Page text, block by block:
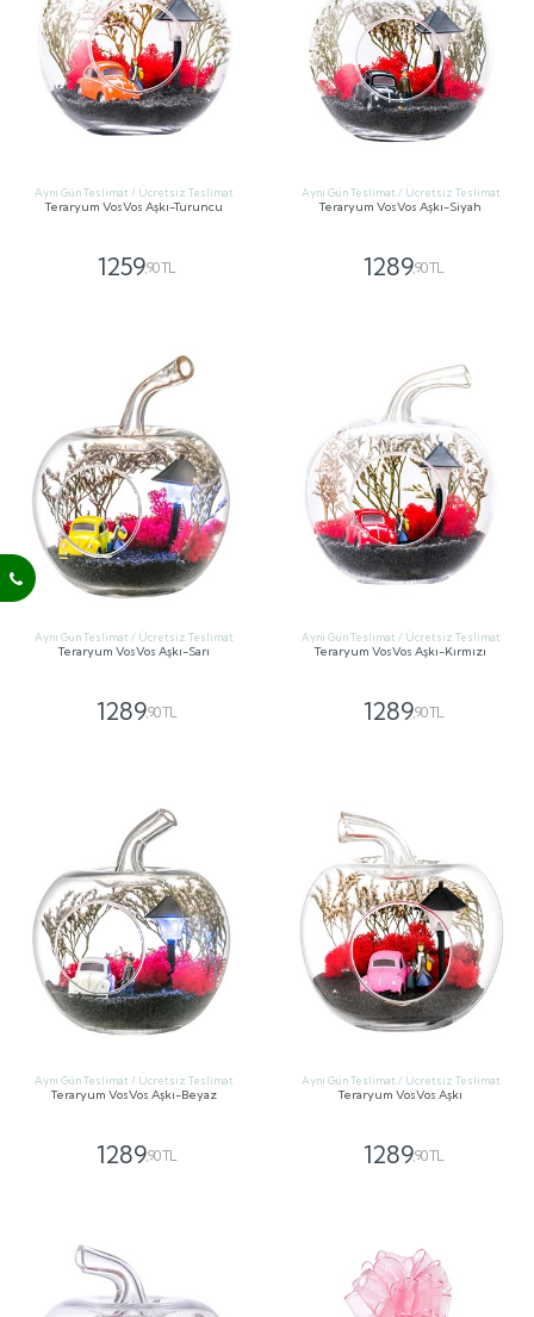
Aynı Gün Teslimat / Ücretsiz Teslimat
Teraryum VosVos Aşkı-Turuncu
1259,90 TL
Aynı Gün Teslimat / Ücretsiz Teslimat
Teraryum VosVos Aşkı-Siyah
1289,90 TL
Aynı Gün Teslimat / Ücretsiz Teslimat
Teraryum VosVos Aşkı-Sarı
1289,90 TL
Aynı Gün Teslimat / Ücretsiz Teslimat
Teraryum VosVos Aşkı-Kırmızı
1289,90 TL
Aynı Gün Teslimat / Ücretsiz Teslimat
Teraryum VosVos Aşkı-Beyaz
1289,90 TL
Aynı Gün Teslimat / Ücretsiz Teslimat
Teraryum VosVos Aşkı
1289,90 TL